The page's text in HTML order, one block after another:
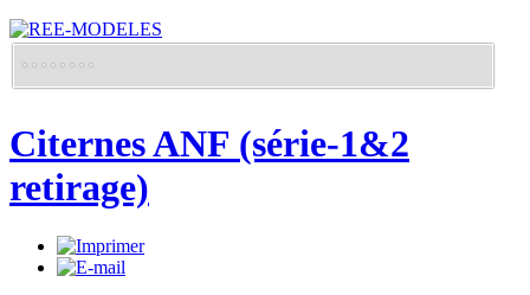
Citernes ANF (série-1&2
retirage)